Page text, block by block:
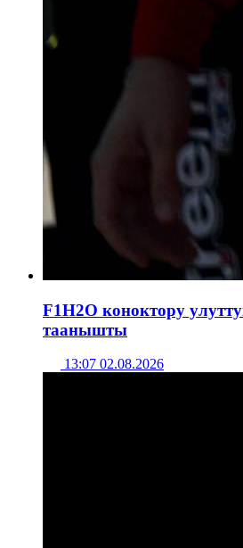
F1H2O коноктору
таанышты
13:07 02.08.2026